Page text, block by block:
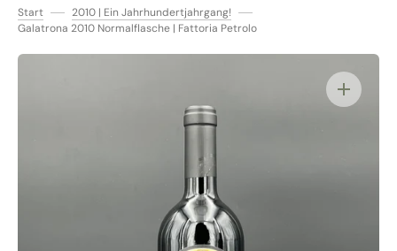
Start
2010 | Ein Jahrhundertjahrgang!
Galatrona 2010 Normalflasche | Fattoria Petrolo